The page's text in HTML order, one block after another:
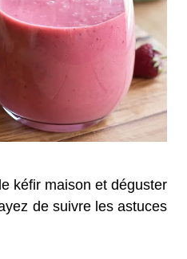
kéfir maison et déguster
de suivre les astuces